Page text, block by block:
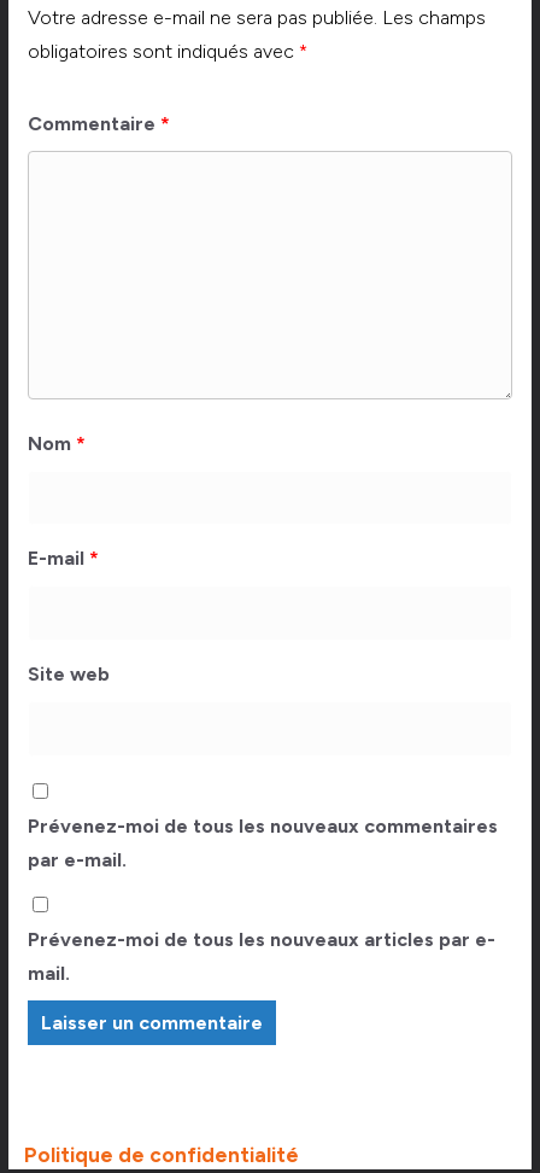
Votre adresse e-mail ne sera pas publiée. Les champs
obligatoires sont indiqués avec *
Commentaire *
Nom *
E-mail *
Site web
Prévenez-moi de tous les nouveaux commentaires
par e-mail.
Prévenez-moi de tous les nouveaux articles par e-
mail.
Politique de confidentialité